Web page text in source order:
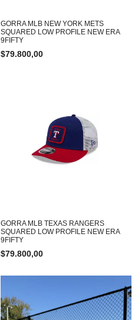
GORRA MLB NEW YORK METS
SQUARED LOW PROFILE NEW ERA
9FIFTY
$79.800,00
GORRA MLB TEXAS RANGERS
SQUARED LOW PROFILE NEW ERA
9FIFTY
$79.800,00